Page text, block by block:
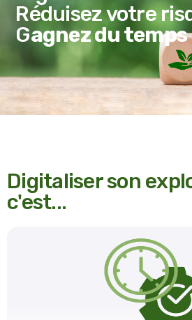
Réduisez votre
Gagnez du temps
Digitaliser son
c'est...